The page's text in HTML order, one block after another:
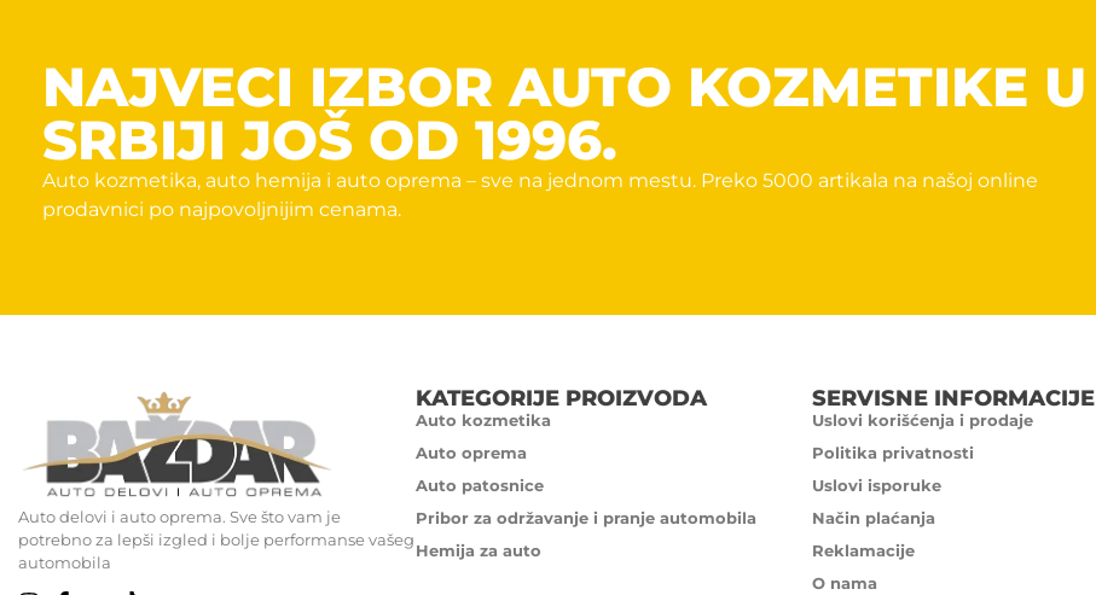
NAJVECI IZBOR AUTO KOZMETIKE U
SRBIJI JOŠ OD 1996.
Auto kozmetika, auto hemija i auto oprema – sve na jednom mestu. Preko 5000 artikala na našoj online
prodavnici po najpovoljnijim cenama.
Auto delovi i auto oprema. Sve što vam je
potrebno za lepši izgled i bolje performanse vašeg
automobila
KATEGORIJE PROIZVODA
Auto kozmetika
Auto oprema
Auto patosnice
Pribor za održavanje i pranje automobila
Hemija za auto
SERVISNE INFORMACIJE
Uslovi korišćenja i prodaje
Politika privatnosti
Uslovi isporuke
Način plaćanja
Reklamacije
O nama